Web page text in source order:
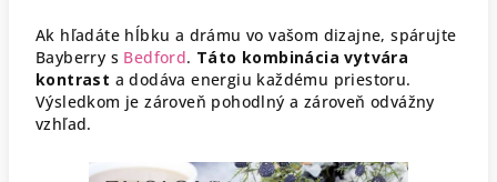
Ak hľadáte hĺbku a drámu vo vašom dizajne, spárujte
Bayberry s Bedford. Táto kombinácia vytvára
kontrast a dodáva energiu každému priestoru.
Výsledkom je zároveň pohodlný a zároveň odvážny
vzhľad.